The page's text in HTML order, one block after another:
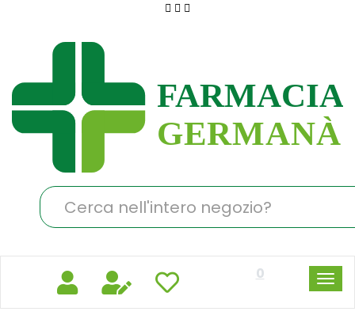
principale
Germanà
Cerca
Prodotto
0